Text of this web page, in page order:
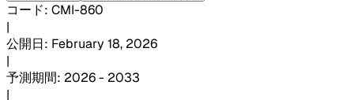
コード: CMI-860
|
公開日: February 18, 2026
|
予測期間: 2026 - 2033
|